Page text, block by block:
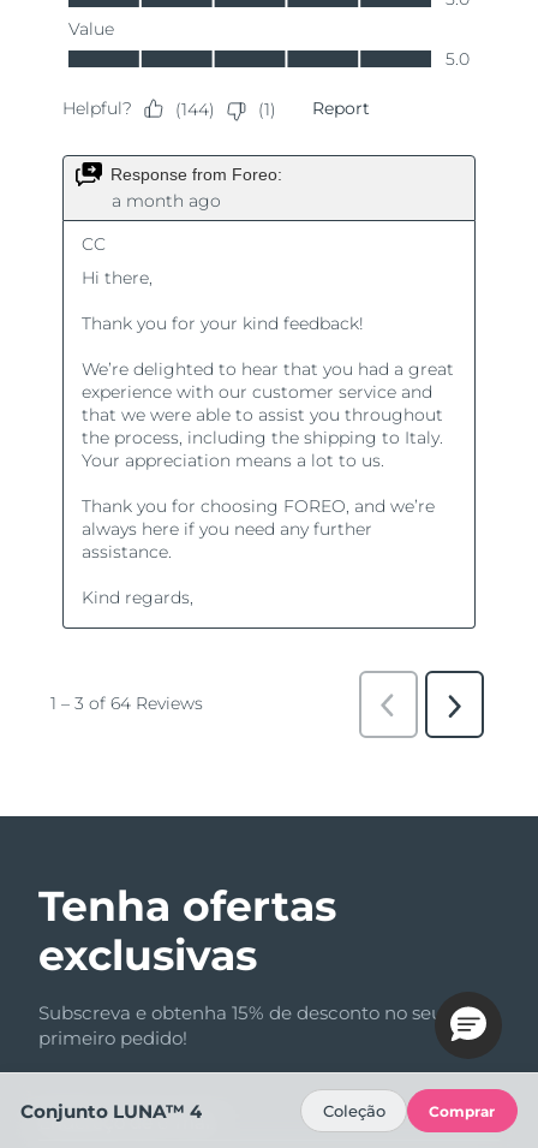
Tenha ofertas
exclusivas
Subscreva e obtenha 15% de desconto no seu
primeiro pedido!
Endereço de e-mail
Conjunto LUNA™ 4 Coleção Comprar